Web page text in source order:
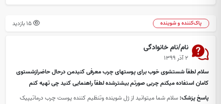
پاک‌کننده و شوینده 15 بازدید
نام/نام خانوادگی
۲ آذر ۱۳۹۹
سلام لطفآ شستشوی خوب برای پوستهای چرب معرفی کنیدمن درحال حاضرازشستوی
کامان استفاده میکنم چربی صورتم بیشترشده لطفآ راهنمایی کنید چی تهیه کنم
پاسخ پزشک: سلام شما میتوانید از ژل شوینده وتنظیم کننده پوست چرب درماتیپیک